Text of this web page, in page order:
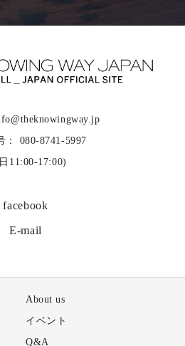
： 080-8741-5997
11:00-17:00)
facebook
E-mail
About us
イベント
Q&A